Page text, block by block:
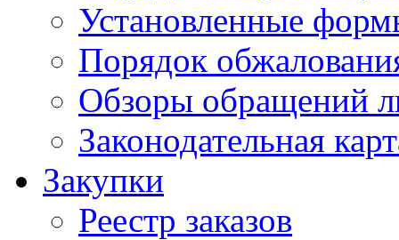
Установленные
Порядок
Обзоры обращений
Законодательная
Закупки
Реестр заказов